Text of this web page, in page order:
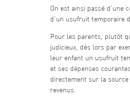
On est ainsi passé d’une
d’un usufruit temporaire
Pour les parents, plutôt
judicieux, dès lors par
leur enfant un usufruit
et ses dépenses
directement sur la
revenus.